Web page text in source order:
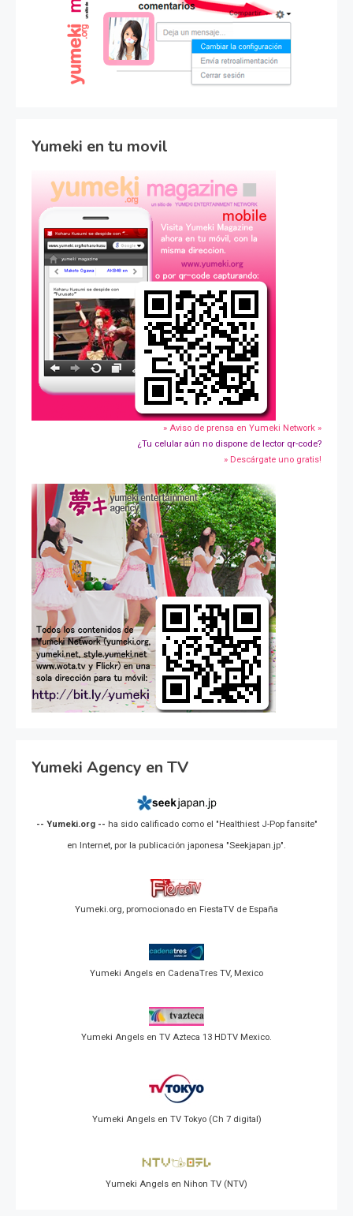
Yumeki en tu movil
» Aviso de prensa en Yumeki Network »
¿Tu celular aún no dispone de lector qr-code?
» Descárgate uno gratis!
Yumeki Agency en TV
-- Yumeki.org -- ha sido calificado como el "Healthiest J-Pop fansite"
en Internet, por la publicación japonesa "Seekjapan.jp".
Yumeki.org, promocionado en FiestaTV de España
Yumeki Angels en CadenaTres TV, Mexico
Yumeki Angels en TV Azteca 13 HDTV Mexico.
Yumeki Angels en TV Tokyo (Ch 7 digital)
Yumeki Angels en Nihon TV (NTV)